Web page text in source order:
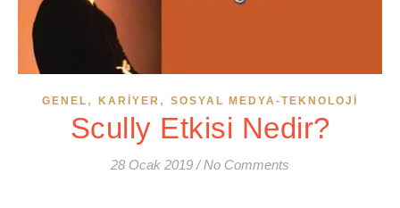
GENEL , KARIYER , SOSYAL MEDYA-TEKNOLOJI
Scully Etkisi Nedir?
28 Ocak 2019 / No Comments